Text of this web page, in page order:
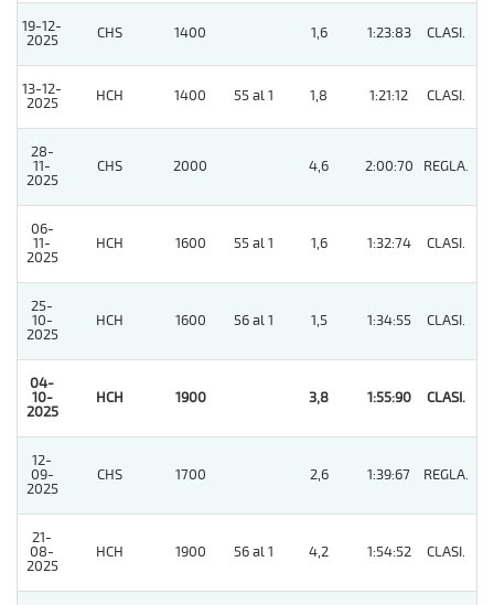
19-12-
2025
CHS 1400 1,6 1:23:83 CLASI.
13-12-
2025
HCH 1400 55 al 1 1,8 1:21:12 CLASI.
28-
11-
2025
CHS 2000 4,6 2:00:70 REGLA.
06-
11-
2025
HCH 1600 55 al 1 1,6 1:32:74 CLASI.
25-
10-
2025
HCH 1600 56 al 1 1,5 1:34:55 CLASI.
04-
10-
2025
HCH 1900 3,8 1:55:90 CLASI.
12-
09-
2025
CHS 1700 2,6 1:39:67 REGLA.
21-
08-
2025
HCH 1900 56 al 1 4,2 1:54:52 CLASI.